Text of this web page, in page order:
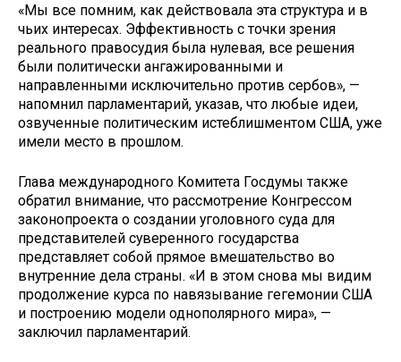
«Мы все помним, как действовала эта структура и в
чьих интересах. Эффективность с точки зрения
реального правосудия была нулевая, все решения
были политически ангажированными и
направленными исключительно против сербов», —
напомнил парламентарий, указав, что любые идеи,
озвученные политическим истеблишментом США, уже
имели место в прошлом.
Глава международного Комитета Госдумы также
обратил внимание, что рассмотрение Конгрессом
законопроекта о создании уголовного суда для
представителей суверенного государства
представляет собой прямое вмешательство во
внутренние дела страны. «И в этом снова мы видим
продолжение курса по навязывание гегемонии США
и построению модели однополярного мира», —
заключил парламентарий.